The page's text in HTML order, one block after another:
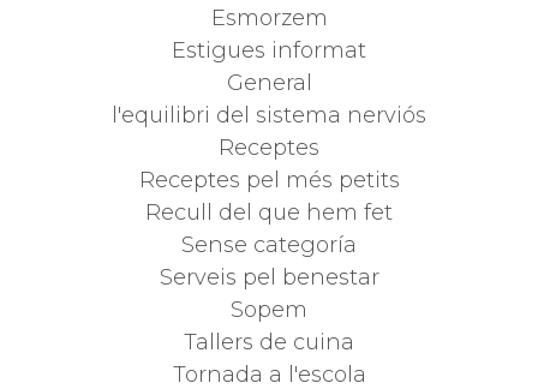
Esmorzem
Estigues informat
General
l'equilibri del sistema nerviós
Receptes
Receptes pel més petits
Recull del que hem fet
Sense categoría
Serveis pel benestar
Sopem
Tallers de cuina
Tornada a l'escola